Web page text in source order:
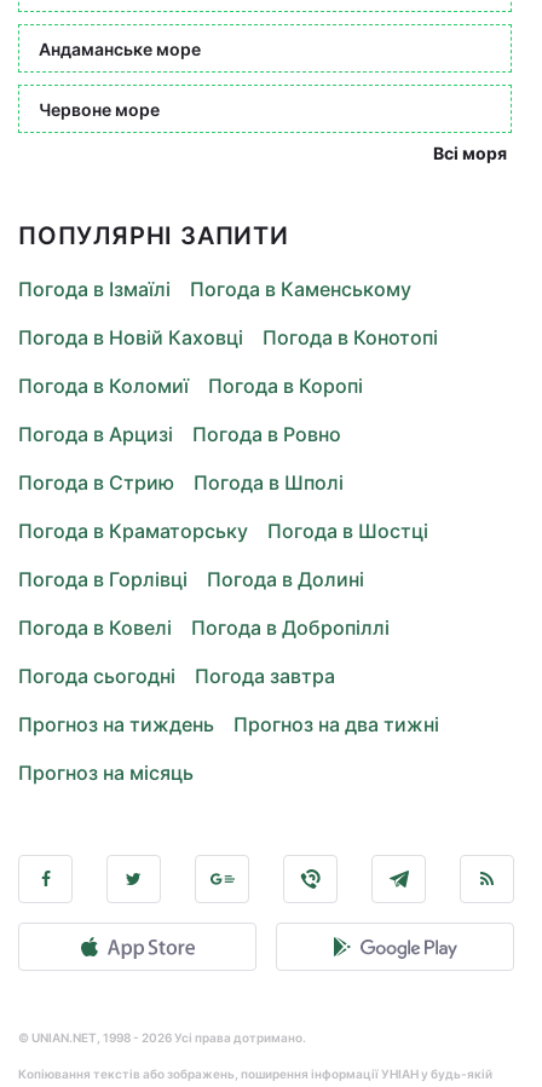
Андаманське море
Червоне море
Всі моря
ПОПУЛЯРНІ ЗАПИТИ
Погода в Ізмаїлі
Погода в Каменському
Погода в Новій Каховці
Погода в Конотопі
Погода в Коломиї
Погода в Коропі
Погода в Арцизі
Погода в Ровно
Погода в Стрию
Погода в Шполі
Погода в Краматорську
Погода в Шостці
Погода в Горлівці
Погода в Долині
Погода в Ковелі
Погода в Добропіллі
Погода сьогодні
Погода завтра
Прогноз на тиждень
Прогноз на два тижні
Прогноз на місяць
© UNIAN.NET, 1998 - 2026 Усі права дотримано.
Копіювання текстів або зображень, поширення інформації УНІАН у будь-якій